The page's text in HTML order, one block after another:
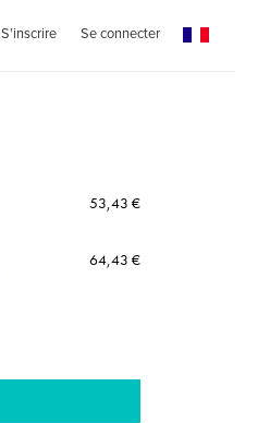
S'inscrire Se connecter
53,43 €
64,43 €